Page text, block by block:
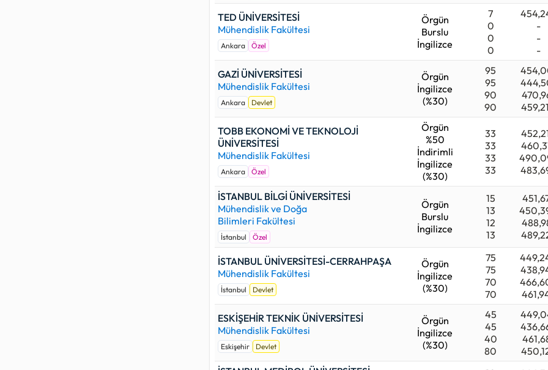
TED ÜNİVERSİTESİ
Mühendislik Fakültesi
Ankara Özel
Örgün
Burslu
İngilizce
7
0
0
0
-
-
-
GAZİ ÜNİVERSİTESİ
Mühendislik Fakültesi
Ankara Devlet
Örgün
İngilizce
(%30)
95
95
90
90
TOBB EKONOMİ VE TEKNOLOJİ
ÜNİVERSİTESİ
Mühendislik Fakültesi
Ankara Özel
Örgün
%50
İndirimli
İngilizce
(%30)
33
33
33
33
İSTANBUL BİLGİ ÜNİVERSİTESİ
Mühendislik ve Doğa
Bilimleri Fakültesi
İstanbul Özel
Örgün
Burslu
İngilizce
15
13
12
13
İSTANBUL ÜNİVERSİTESİ-CERRAHPAŞA
Mühendislik Fakültesi
İstanbul Devlet
Örgün
İngilizce
(%30)
75
75
70
70
ESKİŞEHİR TEKNİK ÜNİVERSİTESİ
Mühendislik Fakültesi
Eskişehir Devlet
Örgün
İngilizce
(%30)
45
45
40
80